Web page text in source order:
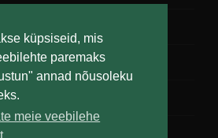
küpsiseid, mis
paremaks
annad nõusoleku
meie veebilehe
Teabesalv
Liitu uudiskirjaga